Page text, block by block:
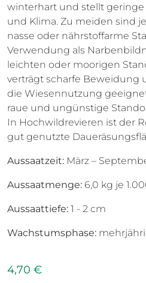
winterhart und stellt
und Klima. Zu meiden sind
nasse oder nährstoffarme
Verwendung als
leichten oder moorigen
verträgt scharfe Beweidung
die Wiesennutzung
raue und ungünstige
In Hochwildrevieren ist der
gut genutzte
Aussaatzeit: März –
Aussaatmenge: 6,0 kg je
Aussaattiefe: 1 - 2 cm
Wachstumsphase:
4,70 €